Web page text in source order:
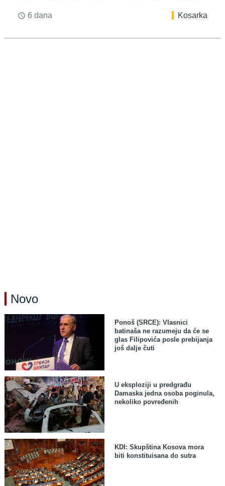
access_time 6 dana Kosarka
Novo
Ponoš (SRCE): Vlasnici
batinaša ne razumeju da će se
glas Filipovića posle prebijanja
još dalje čuti
U eksploziji u predgrađu
Damaska jedna osoba poginula,
nekoliko povređenih
KDI: Skupština Kosova mora
biti konstituisana do sutra